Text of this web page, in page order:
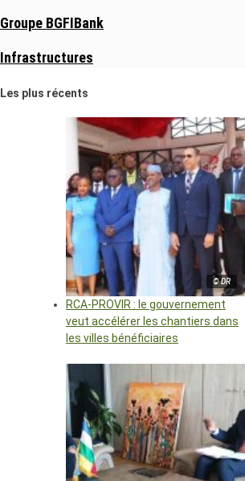
Groupe BGFIBank
Infrastructures
Les plus récents
© DR
RCA-PROVIR : le gouvernement
veut accélérer les chantiers dans
les villes bénéficiaires